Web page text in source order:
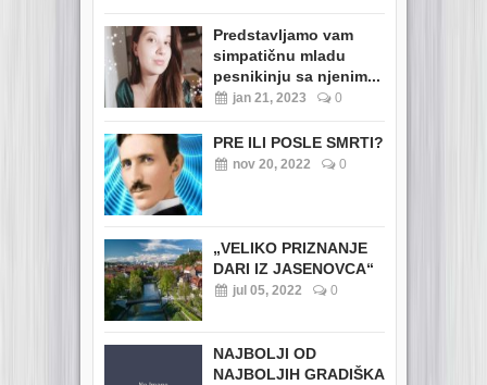
Predstavljamo vam
simpatičnu mladu
pesnikinju sa njenim...
jan 21, 2023 0
PRE ILI POSLE SMRTI?
nov 20, 2022 0
„VELIKO PRIZNANJE
DARI IZ JASENOVCA“
jul 05, 2022 0
NAJBOLJI OD
NAJBOLJIH GRADIŠKA